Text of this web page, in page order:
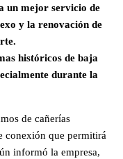
un mejor servicio de
y la renovación de
históricos de baja
durante la
de cañerías
conexión que permitirá
informó la empresa,